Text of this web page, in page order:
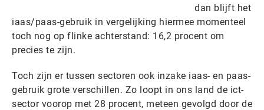
dan blijft het
iaas/paas-gebruik in vergelijking hiermee momenteel
toch nog op flinke achterstand: 16,2 procent om
precies te zijn.
Toch zijn er tussen sectoren ook inzake iaas- en paas-
gebruik grote verschillen. Zo loopt in ons land de ict-
sector voorop met 28 procent, meteen gevolgd door de